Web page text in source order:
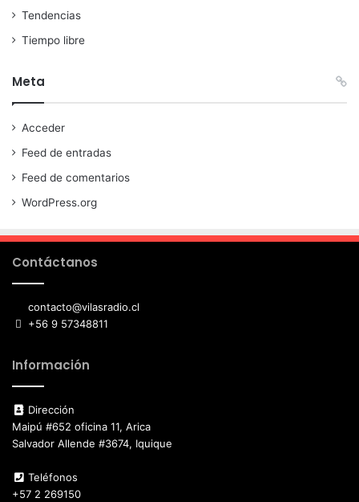
Tendencias
Tiempo libre
Meta
Acceder
Feed de entradas
Feed de comentarios
WordPress.org
Contáctanos
contacto@vilasradio.cl
+56 9 57348811
Información
Dirección
Maipú #652 oficina 11, Arica
Salvador Allende #3674, Iquique
Teléfonos
+57 2 269150